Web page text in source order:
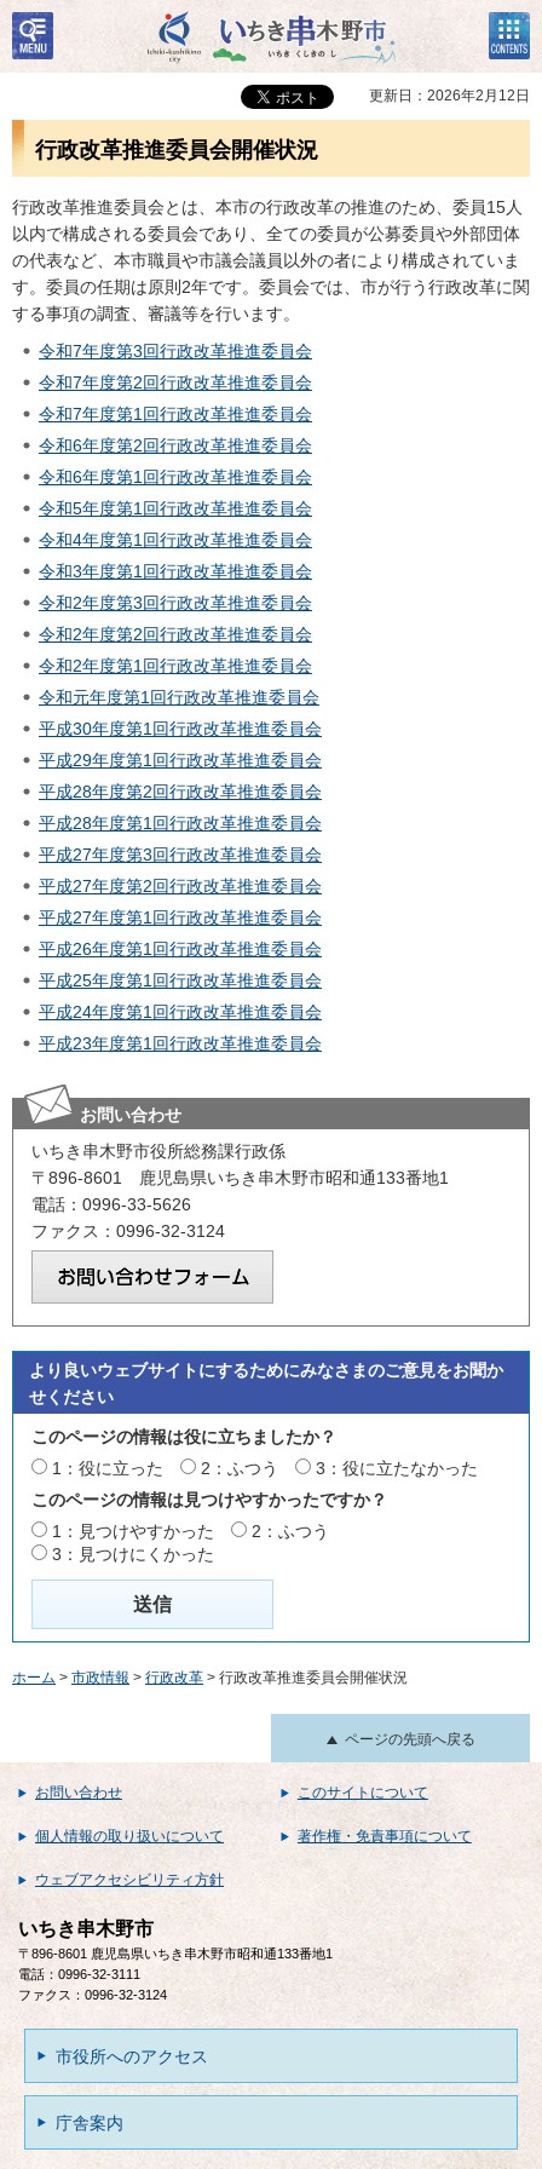
いちき串木野市
検
索・
共通
コン
テン
ツメ
ニュ
更新日：2026年2月12日
行政改革推進委員会開催状況
行政改革推進委員会とは、本市の行政改革の推進のため、委員15人
以内で構成される委員会であり、全ての委員が公募委員や外部団体
の代表など、本市職員や市議会議員以外の者により構成されていま
す。委員の任期は原則2年です。委員会では、市が行う行政改革に関
する事項の調査、審議等を行います。
令和7年度第3回行政改革推進委員会
令和7年度第2回行政改革推進委員会
令和7年度第1回行政改革推進委員会
令和6年度第2回行政改革推進委員会
令和6年度第1回行政改革推進委員会
令和5年度第1回行政改革推進委員会
令和4年度第1回行政改革推進委員会
令和3年度第1回行政改革推進委員会
令和2年度第3回行政改革推進委員会
令和2年度第2回行政改革推進委員会
令和2年度第1回行政改革推進委員会
令和元年度第1回行政改革推進委員会
平成30年度第1回行政改革推進委員会
平成29年度第1回行政改革推進委員会
平成28年度第2回行政改革推進委員会
平成28年度第1回行政改革推進委員会
平成27年度第3回行政改革推進委員会
平成27年度第2回行政改革推進委員会
平成27年度第1回行政改革推進委員会
平成26年度第1回行政改革推進委員会
平成25年度第1回行政改革推進委員会
平成24年度第1回行政改革推進委員会
平成23年度第1回行政改革推進委員会
お問い合わせ
いちき串木野市役所総務課行政係
〒896-8601 鹿児島県いちき串木野市昭和通133番地1
電話：0996-33-5626
ファクス：0996-32-3124
より良いウェブサイトにするためにみなさまのご意見をお聞か
せください
このページの情報は役に立ちましたか？
1：役に立った
2：ふつう
3：役に立たなかった
このページの情報は見つけやすかったですか？
1：見つけやすかった
2：ふつう
3：見つけにくかった
ホーム > 市政情報 > 行政改革 > 行政改革推進委員会開催状況
ページの先頭へ戻る
お問い合わせ このサイトについて
個人情報の取り扱いについて 著作権・免責事項について
ウェブアクセシビリティ方針
いちき串木野市
〒896-8601 鹿児島県いちき串木野市昭和通133番地1
電話：0996-32-3111
ファクス：0996-32-3124
市役所へのアクセス
庁舎案内